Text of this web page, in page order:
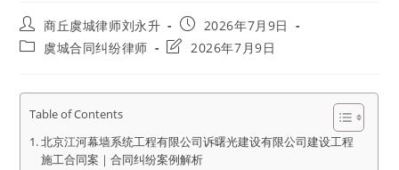
Post
author:
商丘虞城律师刘永升
Post
published:
2026年7月9日
Post虞城合同纠纷律师
Post2026年7月9日
Table of Contents
北京江河幕墙系统工程有限公司诉曙光建设有限公司建设工程
施工合同案｜合同纠纷案例解析